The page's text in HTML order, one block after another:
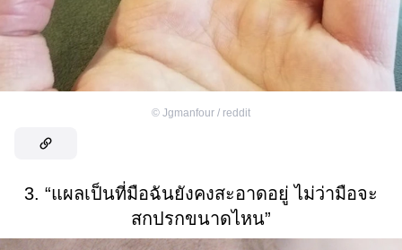
© Jgmanfour / reddit
3. “แผลเป็นที่มือฉันยังคงสะอาดอยู่ ไม่ว่ามือจะ
สกปรกขนาดไหน”